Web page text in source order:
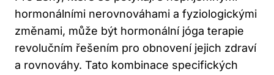
hormonálními nerovnováhami a fyziologickými
změnami, může být hormonální jóga terapie
revolučním řešením pro obnovení jejich zdraví
a rovnováhy. Tato kombinace specifických